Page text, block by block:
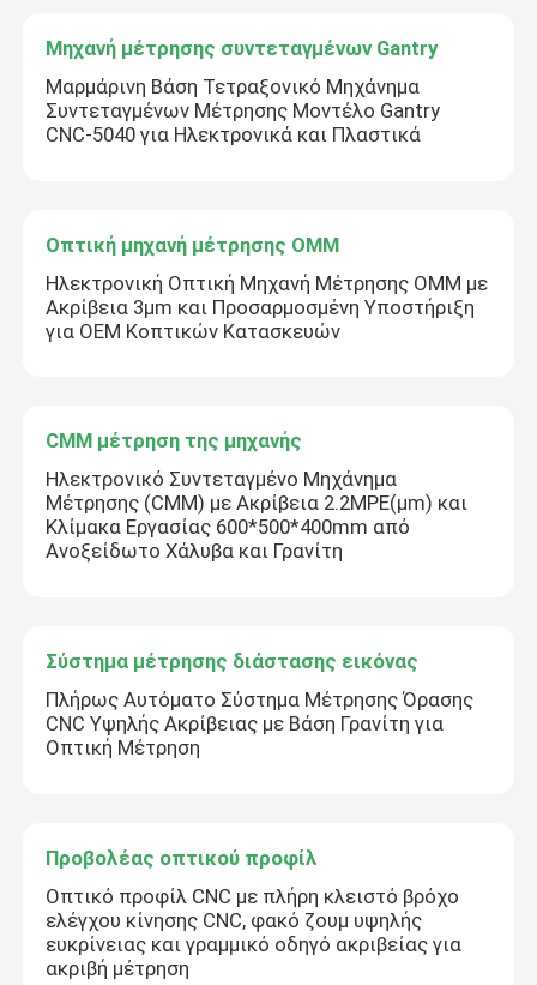
Μηχανή μέτρησης συντεταγμένων Gantry
Μαρμάρινη Βάση Τετραξονικό Μηχάνημα
Συντεταγμένων Μέτρησης Μοντέλο Gantry
CNC-5040 για Ηλεκτρονικά και Πλαστικά
Οπτική μηχανή μέτρησης OMM
Ηλεκτρονική Οπτική Μηχανή Μέτρησης OMM με
Ακρίβεια 3μm και Προσαρμοσμένη Υποστήριξη
για OEM Κοπτικών Κατασκευών
CMM μέτρηση της μηχανής
Ηλεκτρονικό Συντεταγμένο Μηχάνημα
Μέτρησης (CMM) με Ακρίβεια 2.2MPE(μm) και
Κλίμακα Εργασίας 600*500*400mm από
Ανοξείδωτο Χάλυβα και Γρανίτη
Σύστημα μέτρησης διάστασης εικόνας
Πλήρως Αυτόματο Σύστημα Μέτρησης Όρασης
CNC Υψηλής Ακρίβειας με Βάση Γρανίτη για
Οπτική Μέτρηση
Προβολέας οπτικού προφίλ
Οπτικό προφίλ CNC με πλήρη κλειστό βρόχο
ελέγχου κίνησης CNC, φακό ζουμ υψηλής
ευκρίνειας και γραμμικό οδηγό ακριβείας για
ακριβή μέτρηση